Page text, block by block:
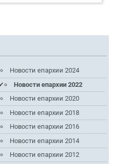
Новости епархии 2024
Новости епархии 2022
Новости епархии 2020
Новости епархии 2018
Новости епархии 2016
Новости епархии 2014
Новости епархии 2012